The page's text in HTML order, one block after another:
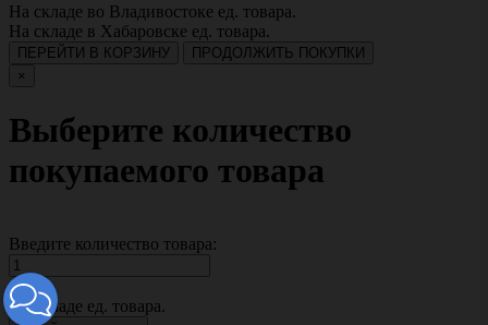
На складе во Владивостоке ед. товара.
На складе в Хабаровске ед. товара.
ПЕРЕЙТИ В КОРЗИНУ
ПРОДОЛЖИТЬ ПОКУПКИ
×
Выберите количество
покупаемого товара
Введите количество товара:
На складе ед. товара.